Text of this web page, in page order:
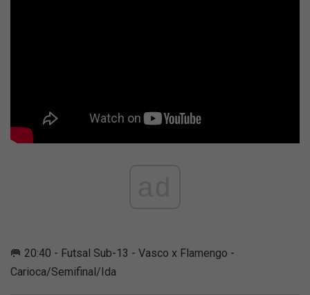
🥅 20:40 - Futsal Sub-13 - Vasco x Flamengo -
Carioca/Semifinal/Ida